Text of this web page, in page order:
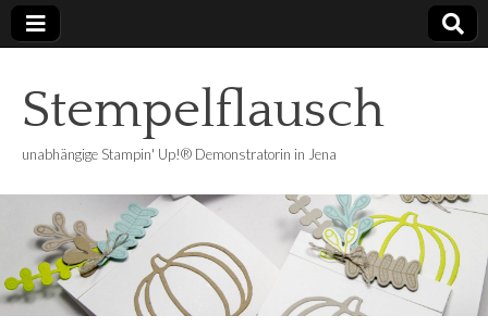
Stempelflausch
unabhängige Stampin' Up!® Demonstratorin in Jena